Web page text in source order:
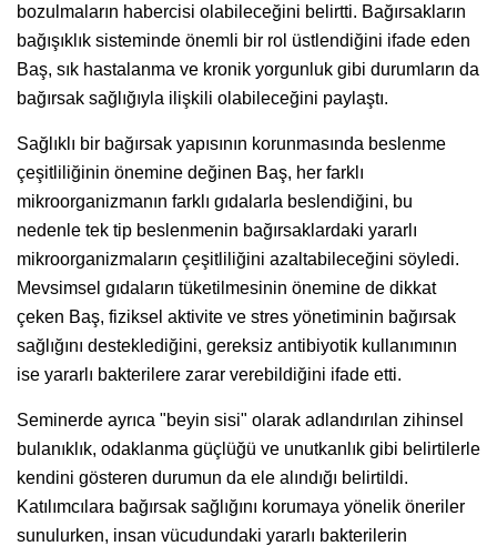
bozulmaların habercisi olabileceğini belirtti. Bağırsakların
bağışıklık sisteminde önemli bir rol üstlendiğini ifade eden
Baş, sık hastalanma ve kronik yorgunluk gibi durumların da
bağırsak sağlığıyla ilişkili olabileceğini paylaştı.
Sağlıklı bir bağırsak yapısının korunmasında beslenme
çeşitliliğinin önemine değinen Baş, her farklı
mikroorganizmanın farklı gıdalarla beslendiğini, bu
nedenle tek tip beslenmenin bağırsaklardaki yararlı
mikroorganizmaların çeşitliliğini azaltabileceğini söyledi.
Mevsimsel gıdaların tüketilmesinin önemine de dikkat
çeken Baş, fiziksel aktivite ve stres yönetiminin bağırsak
sağlığını desteklediğini, gereksiz antibiyotik kullanımının
ise yararlı bakterilere zarar verebildiğini ifade etti.
Seminerde ayrıca "beyin sisi" olarak adlandırılan zihinsel
bulanıklık, odaklanma güçlüğü ve unutkanlık gibi belirtilerle
kendini gösteren durumun da ele alındığı belirtildi.
Katılımcılara bağırsak sağlığını korumaya yönelik öneriler
sunulurken, insan vücudundaki yararlı bakterilerin